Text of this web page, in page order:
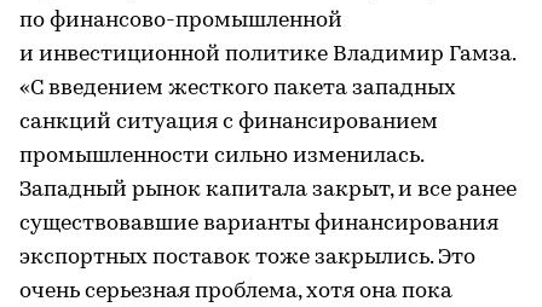
по финансово-промышленной
и инвестиционной политике Владимир Гамза.
«С введением жесткого пакета западных
санкций ситуация с финансированием
промышленности сильно изменилась.
Западный рынок капитала закрыт, и все ранее
существовавшие варианты финансирования
экспортных поставок тоже закрылись. Это
очень серьезная проблема, хотя она пока